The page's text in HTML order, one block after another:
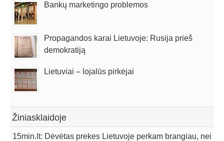
Bankų marketingo problemos
Propagandos karai Lietuvoje: Rusija prieš
demokratiją
Lietuviai – lojalūs pirkėjai
Žiniasklaidoje
15min.lt: Dėvėtas prekes Lietuvoje perkam brangiau, nei